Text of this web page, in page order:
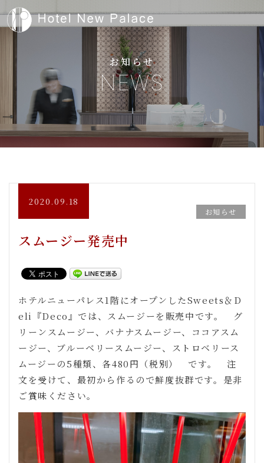
お知らせ
NEWS
2020.09.18
お知らせ
スムージー発売中
ホテルニューパレス1階にオープンしたSweets＆D
eli『Deco』では、スムージーを販売中です。 グ
リーンスムージー、バナナスムージー、ココアスム
ージー、ブルーベリースムージー、ストロベリース
ムージーの5種類、各480円（税別） です。 注
文を受けて、最初から作るので鮮度抜群です。是非
ご賞味ください。